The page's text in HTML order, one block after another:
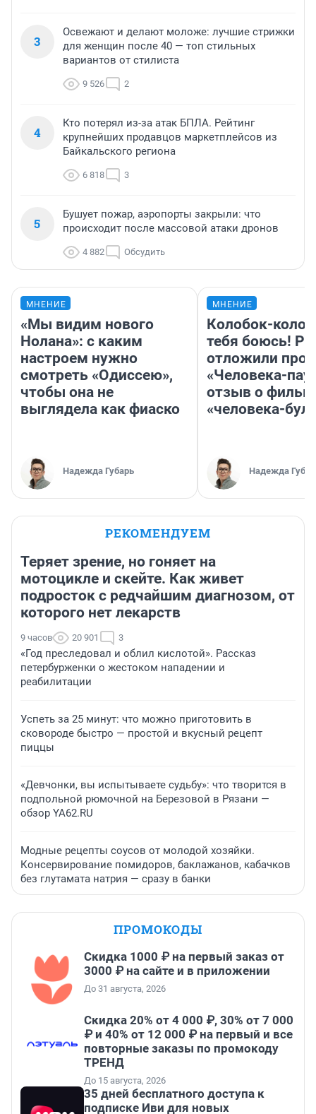
3
Освежают и делают моложе: лучшие стрижки
для женщин после 40 — топ стильных
вариантов от стилиста
9 526 2
4
Кто потерял из-за атак БПЛА. Рейтинг
крупнейших продавцов маркетплейсов из
Байкальского региона
6 818 3
5
Бушует пожар, аэропорты закрыли: что
происходит после массовой атаки дронов
4 882 Обсудить
МНЕНИЕ
«Мы видим нового
Нолана»: с каким
настроем нужно
смотреть «Одиссею»,
чтобы она не
выглядела как фиаско
Надежда Губарь
МНЕНИЕ
Колобок-
тебя боюсь!
отложили
«Человека-
отзыв о
«человека-
Надежда
РЕКОМЕНДУЕМ
Теряет зрение, но гоняет на
мотоцикле и скейте. Как живет
подросток с редчайшим диагнозом, от
которого нет лекарств
9 часов 20 901 3
«Год преследовал и облил кислотой». Рассказ
петербурженки о жестоком нападении и
реабилитации
Успеть за 25 минут: что можно приготовить в
сковороде быстро — простой и вкусный рецепт
пиццы
«Девчонки, вы испытываете судьбу»: что творится в
подпольной рюмочной на Березовой в Рязани —
обзор YA62.RU
Модные рецепты соусов от молодой хозяйки.
Консервирование помидоров, баклажанов, кабачков
без глутамата натрия — сразу в банки
ПРОМОКОДЫ
Скидка 1000 ₽ на первый заказ от
3000 ₽ на сайте и в приложении
До 31 августа, 2026
Скидка 20% от 4 000 ₽, 30% от 7 000
₽ и 40% от 12 000 ₽ на первый и все
повторные заказы по промокоду
ТРЕНД
До 15 августа, 2026
35 дней бесплатного доступа к
подписке Иви для новых